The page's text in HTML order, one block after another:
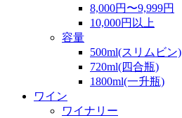
8,000円〜9,999円
10,000円以上
容量
500ml(スリムビン)
720ml(四合瓶)
1800ml(一升瓶)
ワイン
ワイナリー